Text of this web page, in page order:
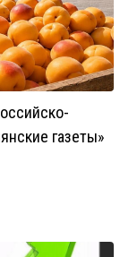
газеты»